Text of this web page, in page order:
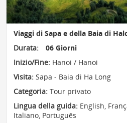
Viaggi di Sapa e della Baia di
Durata:
06 Giorni
Inizio/Fine: Hanoi / Hanoi
Visita: Sapa - Baia di Ha Long
Categoria: Tour privato
Lingua della guida: English,
Italiano, Português